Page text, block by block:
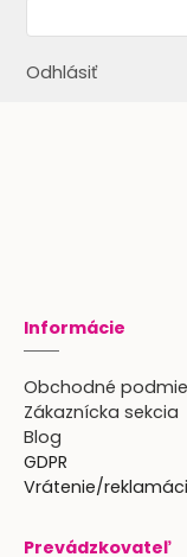
Odhlásiť
Informácie
Obchodné
Zákaznícka sekcia
Blog
GDPR
Vrátenie/
Prevádzkovateľ